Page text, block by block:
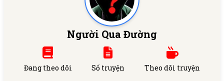
Người Qua Đường
Đang theo dõi
Số truyện
Theo dõi truyện